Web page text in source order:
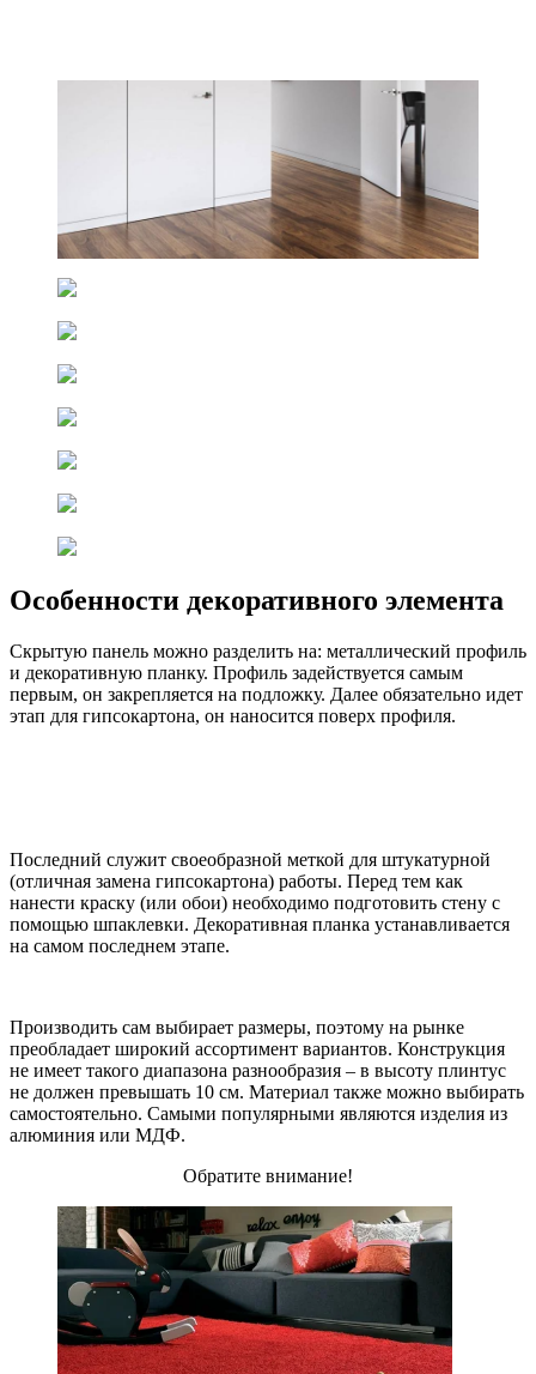
Особенности декоративного элемента
Скрытую панель можно разделить на: металлический профиль
и декоративную планку. Профиль задействуется самым
первым, он закрепляется на подложку. Далее обязательно идет
этап для гипсокартона, он наносится поверх профиля.
Последний служит своеобразной меткой для штукатурной
(отличная замена гипсокартона) работы. Перед тем как
нанести краску (или обои) необходимо подготовить стену с
помощью шпаклевки. Декоративная планка устанавливается
на самом последнем этапе.
Производить сам выбирает размеры, поэтому на рынке
преобладает широкий ассортимент вариантов. Конструкция
не имеет такого диапазона разнообразия – в высоту плинтус
не должен превышать 10 см. Материал также можно выбирать
самостоятельно. Самыми популярными являются изделия из
алюминия или МДФ.
Обратите внимание!